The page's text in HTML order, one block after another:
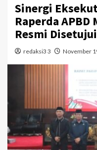
Sinergi
Raperda APBD
Resmi Disetujui
redaksi3 3 November